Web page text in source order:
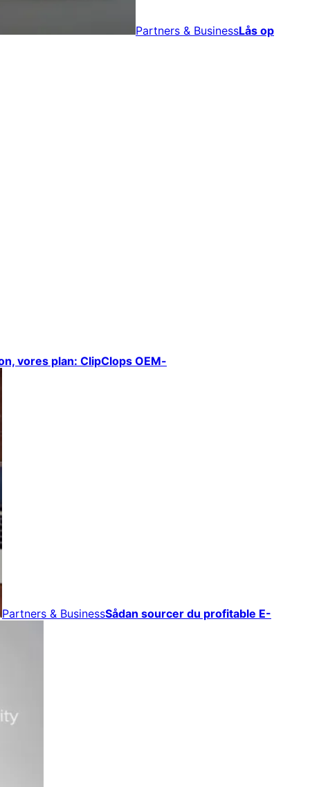
Partners & BusinessLås op
vores plan: ClipClops OEM-
Partners & BusinessSådan sourcer du profitable E-